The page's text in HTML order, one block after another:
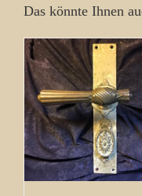
Das könnte Ihnen